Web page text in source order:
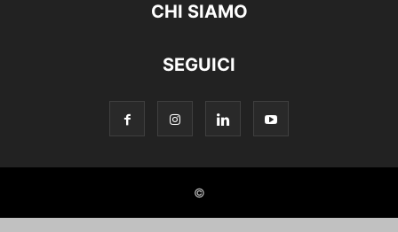
CHI SIAMO
SEGUICI
©